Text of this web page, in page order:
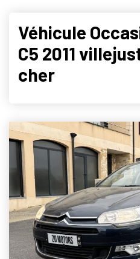
Véhicule
C5 2011
cher